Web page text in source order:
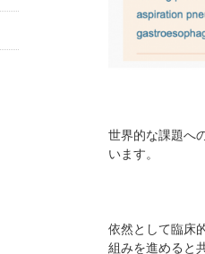
世界的な課題へ
います。
依然として臨床
組みを進めると